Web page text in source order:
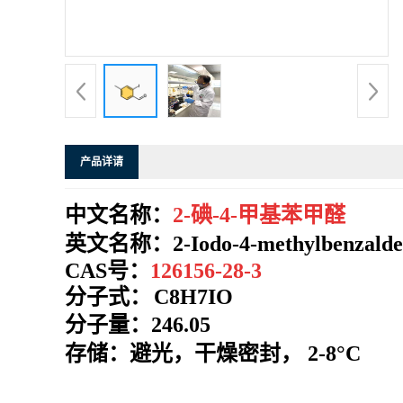
产品详请
中文名称： 2-碘-4-甲基苯甲醛
英文名称： 2-Iodo-4-
CAS号： 126156-28-3
分子式：
C8H7IO
分子量： 246.05
存储：避光，干燥密封，
2-8°C